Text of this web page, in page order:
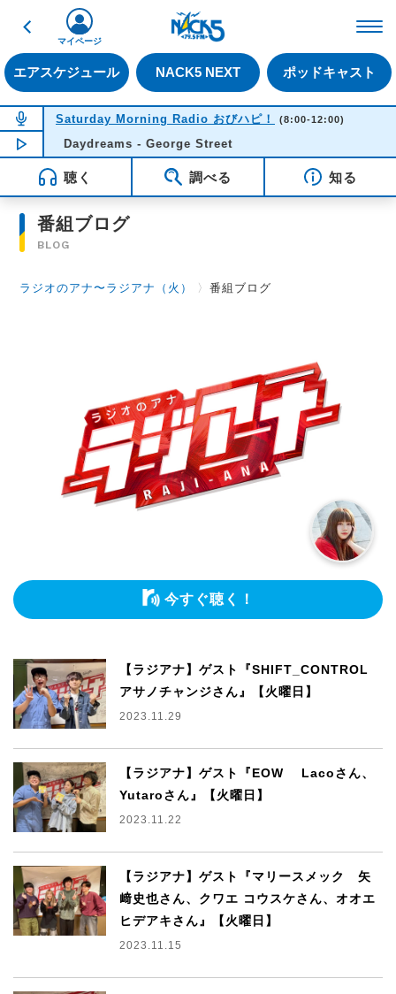
戻る
エアスケジュール NACK5 NEXT ポッドキャスト
マイページ
NOW ON AIR
Saturday Morning Radio おびハピ！ (8:00-12:00)
NOW PLAYING 11:49
Daydreams - George Street
聴く 調べる 知る
番組ブログ
BLOG
ラジオのアナ〜ラジアナ（火） 〉番組ブログ
今すぐ聴く！
【ラジアナ】ゲスト『SHIFT_CONTROL
アサノチャンジさん』【火曜日】
2023.11.29
【ラジアナ】ゲスト『EOW Lacoさん、
Yutaroさん』【火曜日】
2023.11.22
【ラジアナ】ゲスト『マリースメック 矢
﨑史也さん、クワエ コウスケさん、オオエ
ヒデアキさん』【火曜日】
2023.11.15